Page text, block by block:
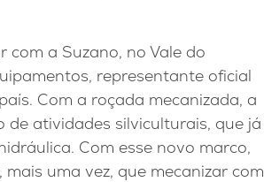
a Suzano, no Vale do
representante oficial
Com a roçada mecanizada, a
atividades silviculturais, que já
Com esse novo marco,
uma vez, que mecanizar com